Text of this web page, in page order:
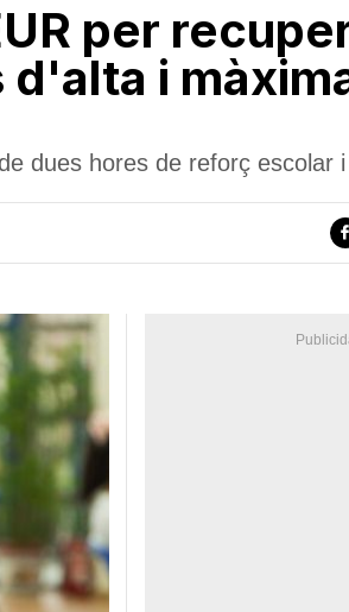
per
i
dues hores de reforç escolar